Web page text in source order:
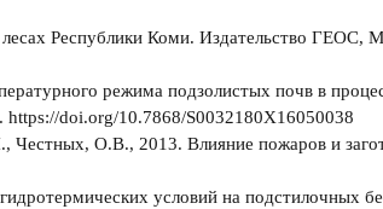
Республики Коми. Издательство ГЕОС,
режима подзолистых почв в
doi.org/10.7868/S0032180X16050038
О.В., 2013. Влияние пожаров и
условий на подстилочных